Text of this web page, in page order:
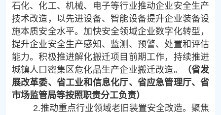
石化、化工、机械、电子等行业推动企业安全生产
技术改造，以先进设备、智能设备提升企业装备设
施本质安全水平。加快安全领域企业数字化转型，
提升企业安全生产感知、监测、预警、处置和评估
能力。积极推进解化搬迁项目前期工作，持续推进
城镇人口密集区危化品生产企业搬迁改造。
（省发
展改革委、省工业和信息化厅、省应急管理厅、省
市场监管局等按照职责分工负责）
2.推动重点行业领域老旧装置安全改造。聚焦